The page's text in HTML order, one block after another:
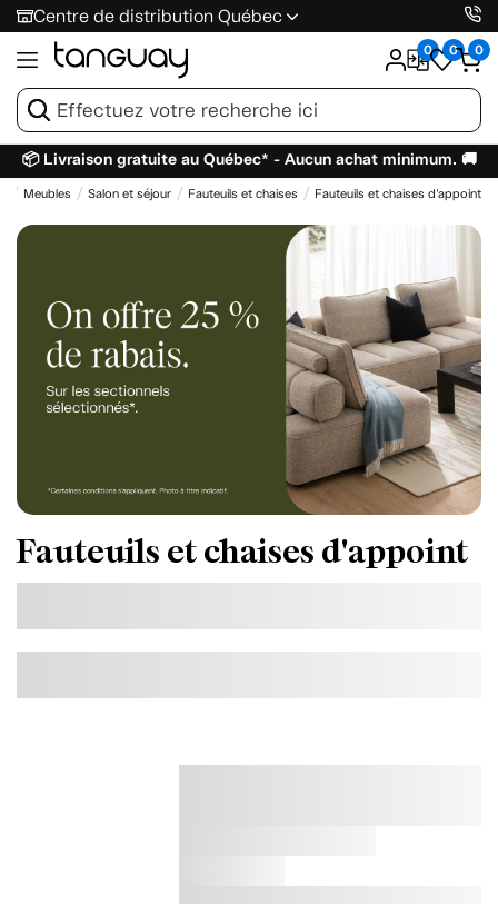
Centre de distribution Québec
0 0 0
📦 Livraison gratuite au Québec* - Aucun achat minimum. 🚚
Meubles Salon et séjour Fauteuils et chaises Fauteuils et chaises d'appoint
Fauteuils et chaises d'appoint